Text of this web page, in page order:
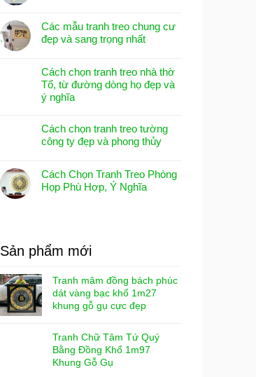
Các mẫu tranh treo chung cư
đẹp và sang trọng nhất
Cách chọn tranh treo nhà thờ
Tổ, từ đường dòng họ đẹp và
ý nghĩa
Cách chọn tranh treo tường
công ty đẹp và phong thủy
Cách Chọn Tranh Treo Phòng
Họp Phù Hợp, Ý Nghĩa
Sản phẩm mới
Tranh mâm đồng bách phúc
dát vàng bạc khổ 1m27
khung gỗ gụ cực đẹp
Tranh Chữ Tâm Tứ Quý
Bằng Đồng Khổ 1m97
Khung Gỗ Gụ